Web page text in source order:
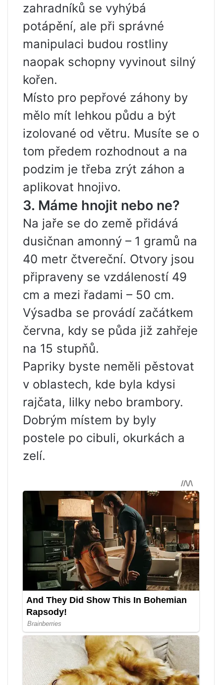
zahradníků se vyhýbá
potápění, ale při správné
manipulaci budou rostliny
naopak schopny vyvinout silný
kořen.
Místo pro pepřové záhony by
mělo mít lehkou půdu a být
izolované od větru. Musíte se o
tom předem rozhodnout a na
podzim je třeba zrýt záhon a
aplikovat hnojivo.
3. Máme hnojit nebo ne?
Na jaře se do země přidává
dusičnan amonný – 1 gramů na
40 metr čtvereční. Otvory jsou
připraveny se vzdáleností 49
cm a mezi řadami – 50 cm.
Výsadba se provádí začátkem
června, kdy se půda již zahřeje
na 15 stupňů.
Papriky byste neměli pěstovat
v oblastech, kde byla kdysi
rajčata, lilky nebo brambory.
Dobrým místem by byly
postele po cibuli, okurkách a
zelí.